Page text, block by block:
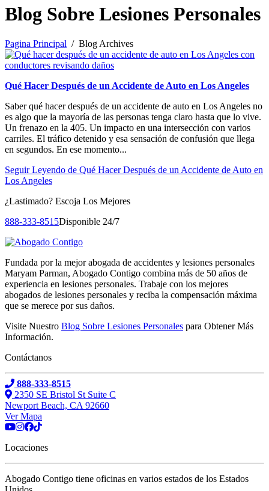
Blog Sobre Lesiones Personales
Pagina Principal / Blog Archives
Qué Hacer Después de un Accidente de Auto en Los Angeles
Saber qué hacer después de un accidente de auto en Los Angeles no
es algo que la mayoría de las personas tenga claro hasta que lo vive.
Un frenazo en la 405. Un impacto en una intersección con varios
carriles. El tráfico detenido y esa sensación de confusión que llega
en segundos. En ese momento...
Seguir Leyendo de Qué Hacer Después de un Accidente de Auto en
Los Angeles
¿Lastimado? Escoja Los Mejores
888-333-8515Disponible 24/7
Fundada por la mejor abogada de accidentes y lesiones personales
Maryam Parman, Abogado Contigo combina más de 50 años de
experiencia en lesiones personales. Trabaje con los mejores
abogados de lesiones personales y reciba la compensación máxima
que se merece por sus daños.
Visite Nuestro Blog Sobre Lesiones Personales para Obtener Más
Información.
Contáctanos
888-333-8515
2350 SE Bristol St Suite C
Newport Beach, CA 92660
Ver Mapa
Locaciones
Abogado Contigo tiene oficinas en varios estados de los Estados